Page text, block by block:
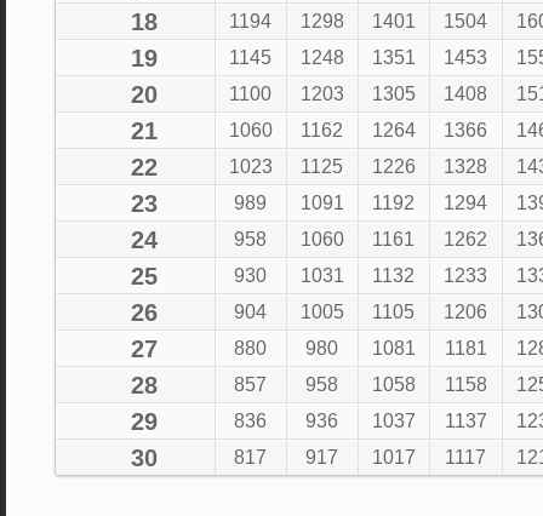
18 1194 1298 1401 1504
19 1145 1248 1351 1453
20 1100 1203 1305 1408
21 1060 1162 1264 1366
22 1023 1125 1226 1328
23 989 1091 1192 1294
24 958 1060 1161 1262
25 930 1031 1132 1233
26 904 1005 1105 1206
27 880 980 1081 1181
28 857 958 1058 1158
29 836 936 1037 1137
30 817 917 1017 1117